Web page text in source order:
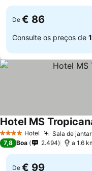
De € 86
Consulte os preços de
4 EstrelasHotel Sala de
Hotel MS
7,8 Boa 2.494 a 1.6
De € 99